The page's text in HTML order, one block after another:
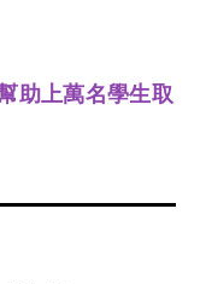
助上萬名學生取